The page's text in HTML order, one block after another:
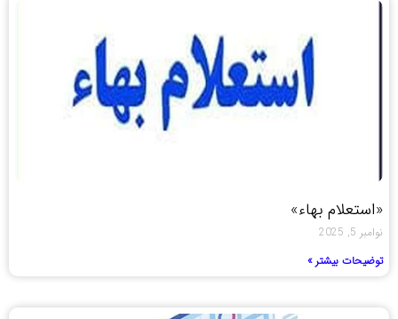
«استعلام بهاء»
نوامبر 5, 2025
توضیحات بیشتر »